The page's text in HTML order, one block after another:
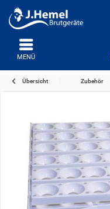
MENÜ
Übersicht Zubehör